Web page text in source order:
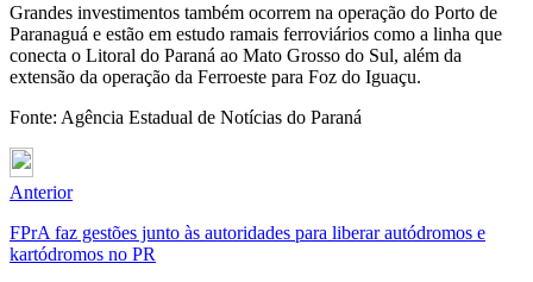
Grandes investimentos também ocorrem na operação do Porto de
Paranaguá e estão em estudo ramais ferroviários como a linha que
conecta o Litoral do Paraná ao Mato Grosso do Sul, além da
extensão da operação da Ferroeste para Foz do Iguaçu.
Fonte: Agência Estadual de Notícias do Paraná
Anterior
FPrA faz gestões junto às autoridades para liberar autódromos e
kartódromos no PR